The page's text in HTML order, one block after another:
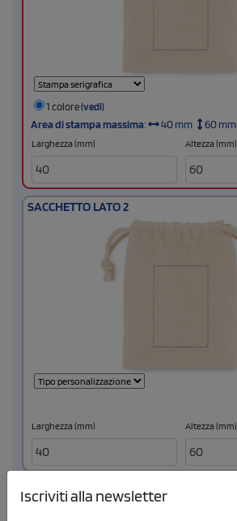
1 colore(vedi)
Area di stampa massima: 40 mm 60 mm
Larghezza (mm) Altezza (mm)
SACCHETTO LATO 2
Larghezza (mm) Altezza (mm)
MARCATORE 2
Iscriviti alla newsletter